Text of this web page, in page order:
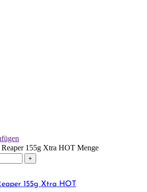
155g Xtra HOT Menge
+
155g Xtra HOT